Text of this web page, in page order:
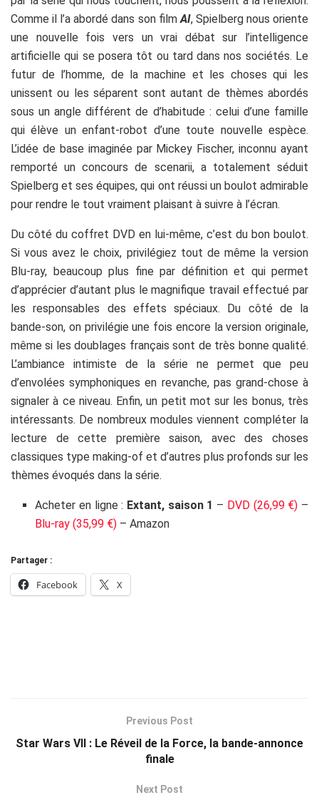
Comme il l’a abordé dans son film AI, Spielberg nous oriente
une nouvelle fois vers un vrai débat sur l’intelligence
artificielle qui se posera tôt ou tard dans nos sociétés. Le
futur de l’homme, de la machine et les choses qui les
unissent ou les séparent sont autant de thèmes abordés
sous un angle différent de d’habitude : celui d’une famille
qui élève un enfant-robot d’une toute nouvelle espèce.
L’idée de base imaginée par Mickey Fischer, inconnu ayant
remporté un concours de scenarii, a totalement séduit
Spielberg et ses équipes, qui ont réussi un boulot admirable
pour rendre le tout vraiment plaisant à suivre à l’écran.
Du côté du coffret DVD en lui-même, c’est du bon boulot.
Si vous avez le choix, privilégiez tout de même la version
Blu-ray, beaucoup plus fine par définition et qui permet
d’apprécier d’autant plus le magnifique travail effectué par
les responsables des effets spéciaux. Du côté de la
bande-son, on privilégie une fois encore la version originale,
même si les doublages français sont de très bonne qualité.
L’ambiance intimiste de la série ne permet que peu
d’envolées symphoniques en revanche, pas grand-chose à
signaler à ce niveau. Enfin, un petit mot sur les bonus, très
intéressants. De nombreux modules viennent compléter la
lecture de cette première saison, avec des choses
classiques type making-of et d’autres plus profonds sur les
thèmes évoqués dans la série.
Acheter en ligne : Extant, saison 1 – DVD (26,99 €) –
Blu-ray (35,99 €) – Amazon
Partager :
Facebook X
Previous Post
Star Wars VII : Le Réveil de la Force, la bande-annonce
finale
Next Post